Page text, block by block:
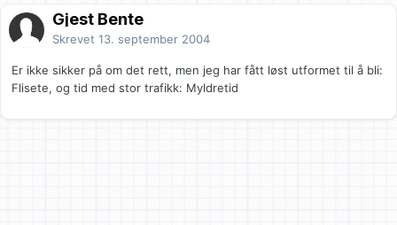
Gjest Bente
Skrevet 13. september 2004
Er ikke sikker på om det rett, men jeg har fått løst utformet til å bli:
Flisete, og tid med stor trafikk: Myldretid